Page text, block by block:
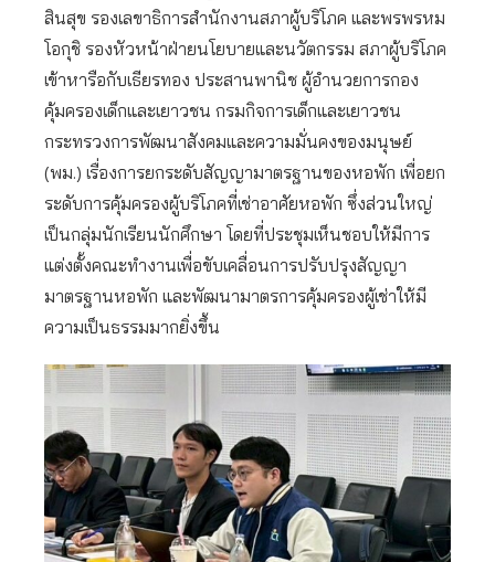
สินสุข รองเลขาธิการสำนักงานสภาผู้บริโภค และพรพรหม
โอกุชิ รองหัวหน้าฝ่ายนโยบายและนวัตกรรม สภาผู้บริโภค
เข้าหารือกับเธียรทอง ประสานพานิช ผู้อำนวยการกอง
คุ้มครองเด็กและเยาวชน กรมกิจการเด็กและเยาวชน
กระทรวงการพัฒนาสังคมและความมั่นคงของมนุษย์
(พม.) เรื่องการยกระดับสัญญามาตรฐานของหอพัก เพื่อยก
ระดับการคุ้มครองผู้บริโภคที่เช่าอาศัยหอพัก ซึ่งส่วนใหญ่
เป็นกลุ่มนักเรียนนักศึกษา โดยที่ประชุมเห็นชอบให้มีการ
แต่งตั้งคณะทำงานเพื่อขับเคลื่อนการปรับปรุงสัญญา
มาตรฐานหอพัก และพัฒนามาตรการคุ้มครองผู้เช่าให้มี
ความเป็นธรรมมากยิ่งขึ้น